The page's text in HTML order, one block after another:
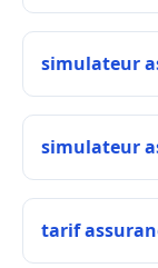
simulateur
simulateur
tarif